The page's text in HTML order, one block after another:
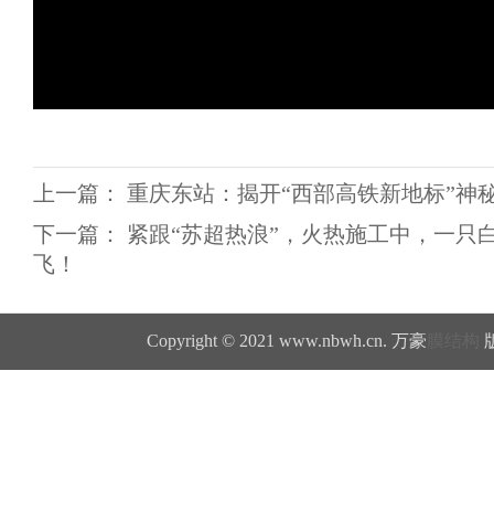
上一篇： 重庆东站：揭开“西部高铁新地标”神
下一篇： 紧跟“苏超热浪”，火热施工中，一只
飞！
Copyright © 2021 www.nbwh.cn. 万豪